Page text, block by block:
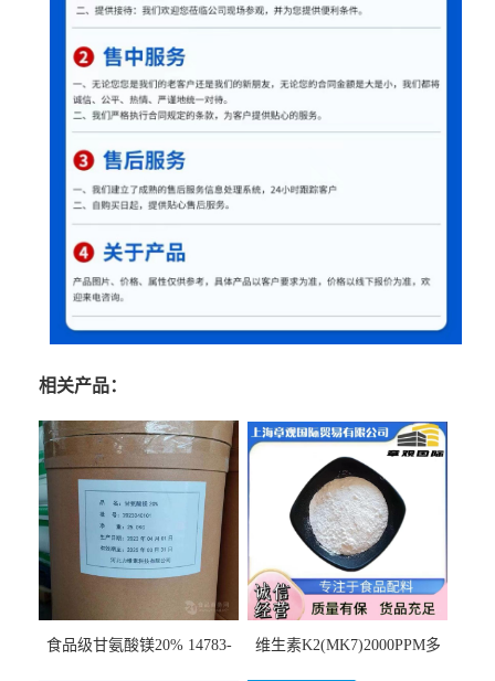
相关产品：
食品级甘氨酸镁20% 14783-
维生素K2(MK7)2000PPM多